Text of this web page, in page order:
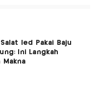
Ied Pakai Baju
Ini Langkah
Makna